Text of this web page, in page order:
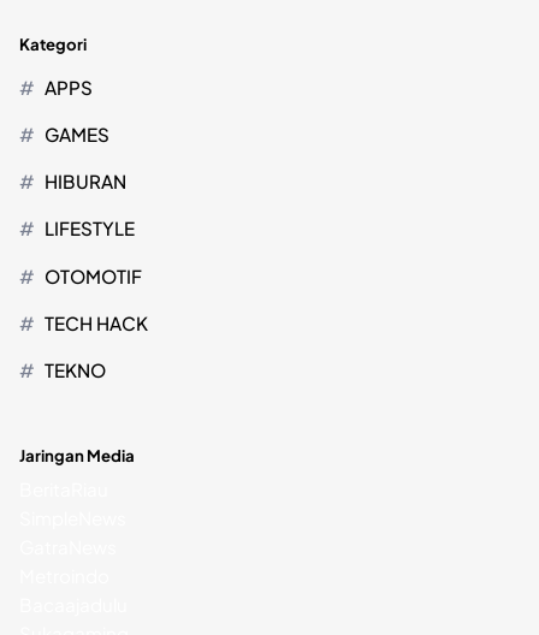
Kategori
APPS
GAMES
HIBURAN
LIFESTYLE
OTOMOTIF
TECH HACK
TEKNO
Jaringan Media